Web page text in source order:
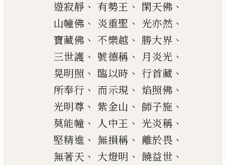
遊寂靜 、 有勢王 、 閑天佛 、
山幢佛 、 炎重聖 、 光亦然 、
寶藏佛 、 不樂越 、 勝大界 、
三世護 、 號德稱 、 月炎光 、
晃明照 、 臨以時 、 行首藏 、
所奉行 、 而示現 、 焰照佛 、
光明尊 、 紫金山 、 師子施 、
莫能幢 、 人中王 、 光炎稱 、
堅精進 、 無損稱 、 離於畏 、
無著天 、 大燈明 、 饒益世 、